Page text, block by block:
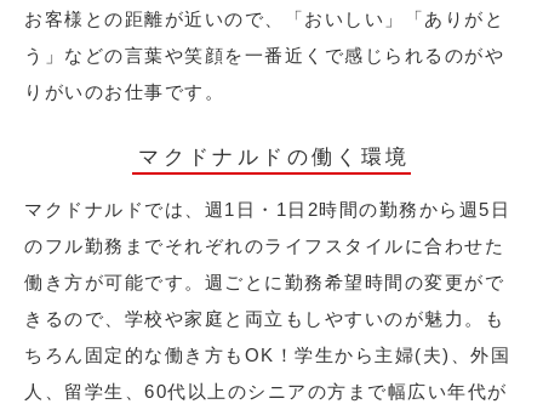
お客様との距離が近いので、「おいしい」「ありがと
う」などの言葉や笑顔を一番近くで感じられるのがや
りがいのお仕事です。
マクドナルドの働く環境
マクドナルドでは、週1日・1日2時間の勤務から週5日
のフル勤務までそれぞれのライフスタイルに合わせた
働き方が可能です。週ごとに勤務希望時間の変更がで
きるので、学校や家庭と両立もしやすいのが魅力。も
ちろん固定的な働き方もOK！学生から主婦(夫)、外国
人、留学生、60代以上のシニアの方まで幅広い年代が